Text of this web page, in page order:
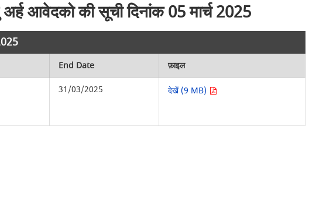
आवेदको की सूची दिनांक 05 मार्च 2025
End Date
फ़ाइल
31/03/2025 देखें (9 MB)